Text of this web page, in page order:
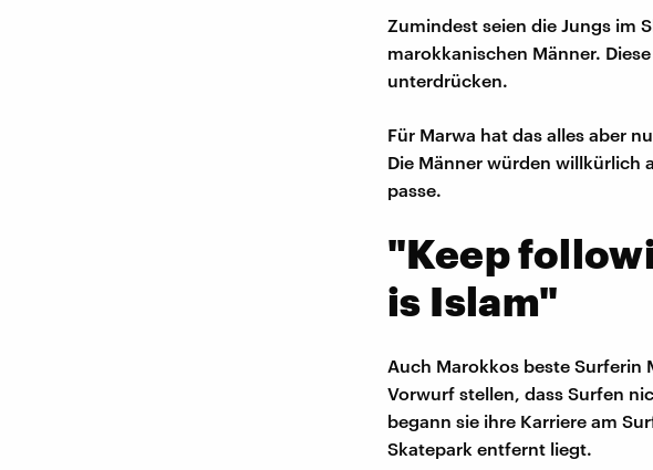
Zumindest seien die Jungs im
marokkanischen Männer.
unterdrücken.
Für Marwa hat das alles aber
Die Männer würden willkürlich
passe.
"Keep
is Islam"
Auch Marokkos beste Surferin
Vorwurf stellen, dass Surfen
begann sie ihre Karriere am
Skatepark entfernt liegt.